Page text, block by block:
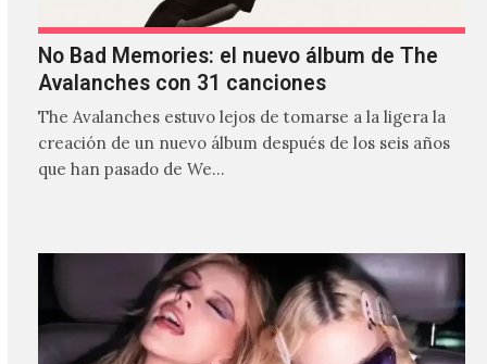
No Bad Memories: el nuevo álbum de The
Avalanches con 31 canciones
The Avalanches estuvo lejos de tomarse a la ligera la
creación de un nuevo álbum después de los seis años
que han pasado de We…